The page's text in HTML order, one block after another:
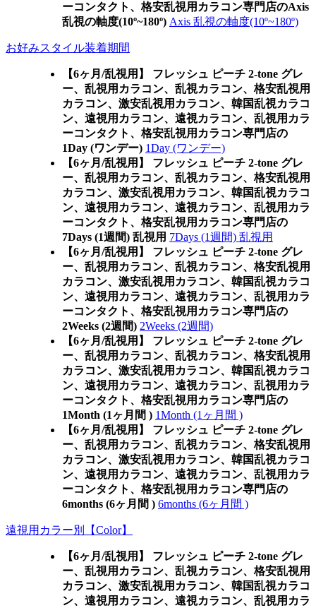
ーコンタクト、格安乱視用カラコン専門店のAxis
乱視の軸度(10º~180º) Axis 乱視の軸度(10º~180º)
お好みスタイル装着期間
【6ヶ月/乱視用】 フレッシュ ピーチ 2-tone グレ
ー、乱視用カラコン、乱視カラコン、格安乱視用
カラコン、激安乱視用カラコン、韓国乱視カラコ
ン、遠視用カラコン、遠視カラコン、乱視用カラ
ーコンタクト、格安乱視用カラコン専門店の
1Day (ワンデー) 1Day (ワンデー)
【6ヶ月/乱視用】 フレッシュ ピーチ 2-tone グレ
ー、乱視用カラコン、乱視カラコン、格安乱視用
カラコン、激安乱視用カラコン、韓国乱視カラコ
ン、遠視用カラコン、遠視カラコン、乱視用カラ
ーコンタクト、格安乱視用カラコン専門店の
7Days (1週間) 乱視用 7Days (1週間) 乱視用
【6ヶ月/乱視用】 フレッシュ ピーチ 2-tone グレ
ー、乱視用カラコン、乱視カラコン、格安乱視用
カラコン、激安乱視用カラコン、韓国乱視カラコ
ン、遠視用カラコン、遠視カラコン、乱視用カラ
ーコンタクト、格安乱視用カラコン専門店の
2Weeks (2週間) 2Weeks (2週間)
【6ヶ月/乱視用】 フレッシュ ピーチ 2-tone グレ
ー、乱視用カラコン、乱視カラコン、格安乱視用
カラコン、激安乱視用カラコン、韓国乱視カラコ
ン、遠視用カラコン、遠視カラコン、乱視用カラ
ーコンタクト、格安乱視用カラコン専門店の
1Month (1ヶ月間 ) 1Month (1ヶ月間 )
【6ヶ月/乱視用】 フレッシュ ピーチ 2-tone グレ
ー、乱視用カラコン、乱視カラコン、格安乱視用
カラコン、激安乱視用カラコン、韓国乱視カラコ
ン、遠視用カラコン、遠視カラコン、乱視用カラ
ーコンタクト、格安乱視用カラコン専門店の
6months (6ヶ月間 ) 6months (6ヶ月間 )
遠視用カラー別【Color】
【6ヶ月/乱視用】 フレッシュ ピーチ 2-tone グレ
ー、乱視用カラコン、乱視カラコン、格安乱視用
カラコン、激安乱視用カラコン、韓国乱視カラコ
ン、遠視用カラコン、遠視カラコン、乱視用カラ